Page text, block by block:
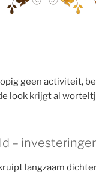
geen activiteit,
look krijgt al
–
langzaam